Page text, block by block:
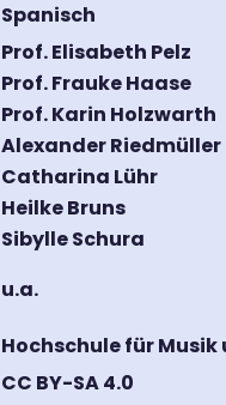
Spanisch
Prof. Elisabeth Pelz
Prof. Frauke Haase
Prof. Karin Holzwarth
Alexander Riedmüller
Catharina Lühr
Heilke Bruns
Sibylle Schura
u.a.
Hochschule für
CC BY-SA 4.0